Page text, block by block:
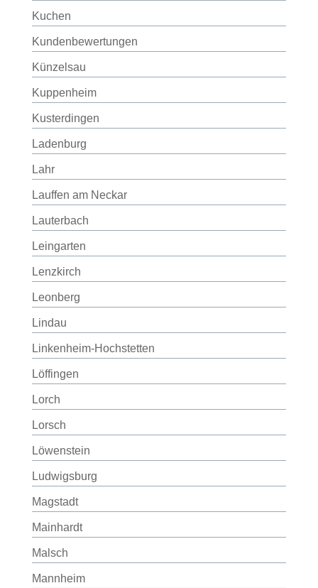
Kuchen
Kundenbewertungen
Künzelsau
Kuppenheim
Kusterdingen
Ladenburg
Lahr
Lauffen am Neckar
Lauterbach
Leingarten
Lenzkirch
Leonberg
Lindau
Linkenheim-Hochstetten
Löffingen
Lorch
Lorsch
Löwenstein
Ludwigsburg
Magstadt
Mainhardt
Malsch
Mannheim